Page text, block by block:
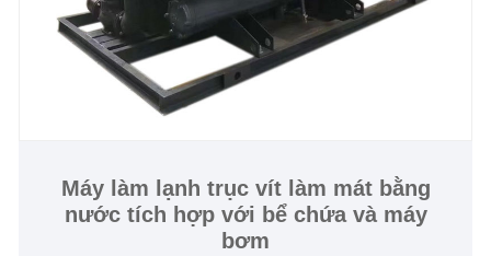
Máy làm lạnh trục vít làm mát bằng
nước tích hợp với bể chứa và máy
bơm